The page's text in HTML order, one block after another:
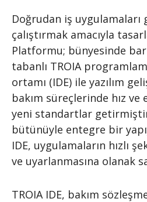
Doğrudan iş uygulamaları
çalıştırmak amacıyla
Platformu; bünyesinde
tabanlı TROIA
ortamı (IDE) ile yazılım
bakım süreçlerinde hız ve
yeni standartlar
bütünüyle entegre bir
IDE, uygulamaların hızlı
ve uyarlanmasına olanak
TROIA IDE, bakım